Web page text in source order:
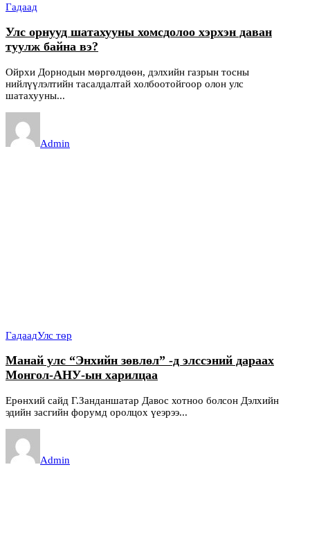
Гадаад
Улс орнууд шатахууны хомсдолоо хэрхэн даван
туулж байна вэ?
Ойрхи Дорнодын мөргөлдөөн, дэлхийн газрын тосны
нийлүүлэлтийн тасалдалтай холбоотойгоор олон улс
шатахууны...
Admin
ГадаадУлс төр
Манай улс “Энхийн зөвлөл” -д элссэний дараах
Монгол-АНУ-ын харилцаа
Ерөнхий сайд Г.Занданшатар Давос хотноо болсон Дэлхийн
эдийн засгийн форумд оролцох үеэрээ...
Admin